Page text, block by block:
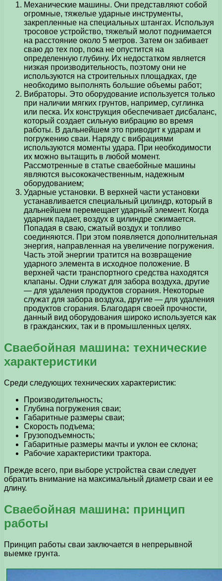
Механические машины. Они представляют собой
огромные, тяжелые ударные инструменты,
закрепленные на специальных штангах. Используя
тросовое устройство, тяжелый молот поднимается
на расстояние около 5 метров. Затем он забивает
сваю до тех пор, пока не опустится на
определенную глубину. Их недостатком является
низкая производительность, поэтому они не
используются на строительных площадках, где
необходимо выполнять большие объемы работ;
Вибраторы. Это оборудование используется только
при наличии мягких грунтов, например, суглинка
или песка. Их конструкция обеспечивает дисбаланс,
который создает сильную вибрацию во время
работы. В дальнейшем это приводит к ударам и
погружению сваи. Наряду с вибрациями
используются моменты удара. При необходимости
их можно вытащить в любой момент.
Рассмотренные в статье сваебойные машины
являются высококачественным, надежным
оборудованием;
Ударные установки. В верхней части установки
устанавливается специальный цилиндр, который в
дальнейшем перемещает ударный элемент. Когда
ударник падает, воздух в цилиндре сжимается.
Попадая в сваю, сжатый воздух и топливо
соединяются. При этом появляется дополнительная
энергия, направленная на увеличение погружения.
Часть этой энергии тратится на возвращение
ударного элемента в исходное положение. В
верхней части транспортного средства находятся
клапаны. Одни служат для забора воздуха, другие
— для удаления продуктов сгорания. Некоторые
служат для забора воздуха, другие — для удаления
продуктов сгорания. Благодаря своей прочности,
данный вид оборудования широко используется как
в гражданских, так и в промышленных целях.
Сваебойная машина: технические
характеристики
Среди следующих технических характеристик:
Производительность;
Глубина погружения сваи;
Габаритные размеры сваи;
Скорость подъема;
Грузоподъемность;
Габаритные размеры мачты и уклон ее склона;
Рабочие характеристики трактора.
Прежде всего, при выборе устройства сваи следует
обратить внимание на максимальный диаметр сваи и ее
длину.
Сваебойная машина: принцип
работы
Принцип работы сваи заключается в непрерывной
выемке грунта.